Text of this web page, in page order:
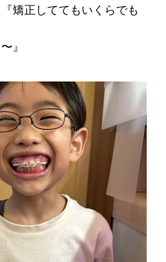
矯正しててもいくらでも
〜』